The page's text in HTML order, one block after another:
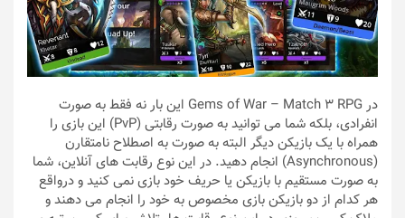
در Gems of War – Match 3 RPG این بار نه فقط به صورت
انفرادی، بلکه شما می توانید به صورت رقابتی (PvP) این بازی را
همراه با یک بازیکن دیگر البته به صورت به اصطلاح نامتقارن
(Asynchronous) انجام دهید. در این نوع رقابت های آنلاین، شما
به صورت مستقیم با بازیکن یا حریف خود بازی نمی کنید و درواقع
هر کدام از دو بازیکن بازی مخصوص به خود را انجام می دهند و